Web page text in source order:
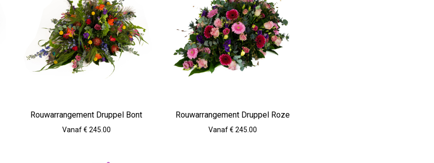
Rouwarrangement Druppel Bont
Vanaf € 245.00
Rouwarrangement Druppel Roze
Vanaf € 245.00